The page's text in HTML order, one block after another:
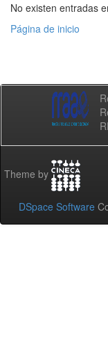
No existen entradas
Página de inicio
Theme by
DSpace Software